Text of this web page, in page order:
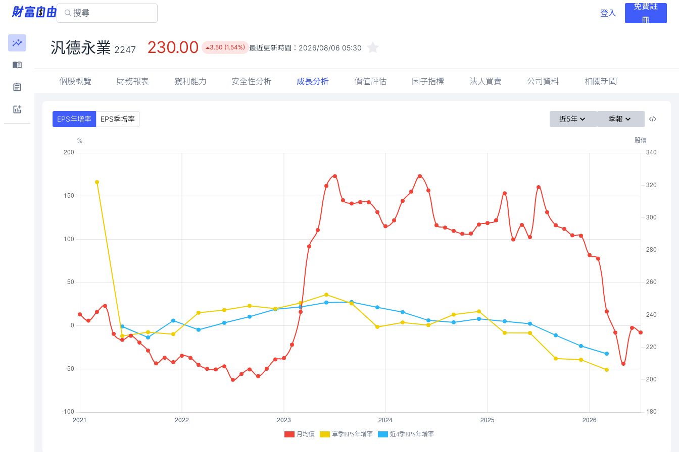
登入
免費註
冊
汎德永業 2247 230.00 3.50 (1.54%) 最近更新時間： 2026/08/06 05:30
個股概覽 財務報表 獲利能力 安全性分析 成長分析 價值評估 因子指標 法人買賣 公司資料 相關新聞
EPS年增率 EPS季增率 近5年 季報
月均價 單季EPS年增率 近4季EPS年增率